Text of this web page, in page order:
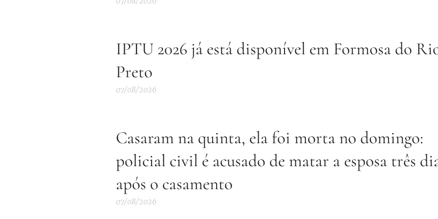
IPTU 2026 já está disponível em Formosa do
Preto
07/08/2026
Casaram na quinta, ela foi morta no domingo:
policial civil é acusado de matar a esposa três
após o casamento
07/08/2026